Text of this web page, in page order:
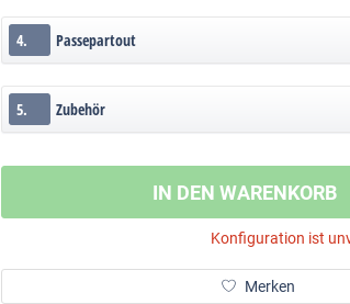
4. Passepartout
5. Zubehör
IN DEN WARENKORB
Konfiguration ist
Merken